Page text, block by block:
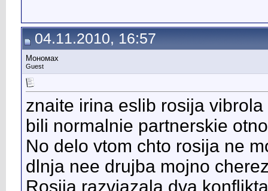
04.11.2010, 16:57
Мономах
Guest
znaite irina eslib rosija
bili normalnie partnerskie
No delo vtom chto rosija ne
dlnja nee drujba mojno
Rosija razvjazala dva